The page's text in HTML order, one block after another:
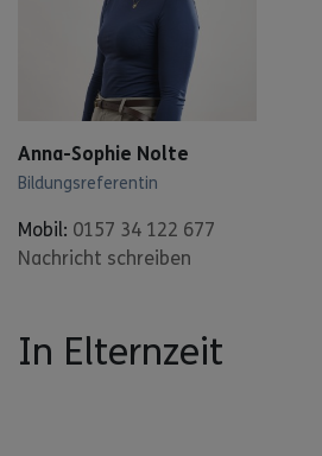
Anna-Sophie Nolte
Bildungsreferentin
Mobil: 0157 34 122 677
Nachricht schreiben
In Elternzeit